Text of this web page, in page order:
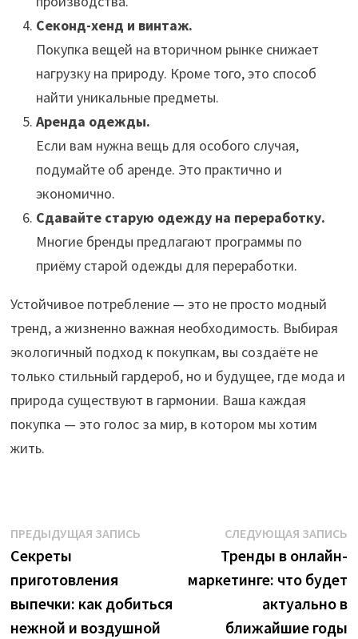
Секонд-хенд и винтаж.
Покупка вещей на вторичном рынке снижает
нагрузку на природу. Кроме того, это способ
найти уникальные предметы.
Аренда одежды.
Если вам нужна вещь для особого случая,
подумайте об аренде. Это практично и
экономично.
Сдавайте старую одежду на переработку.
Многие бренды предлагают программы по
приёму старой одежды для переработки.
Устойчивое потребление — это не просто модный
тренд, а жизненно важная необходимость. Выбирая
экологичный подход к покупкам, вы создаёте не
только стильный гардероб, но и будущее, где мода и
природа существуют в гармонии. Ваша каждая
покупка — это голос за мир, в котором мы хотим
жить.
Навигация
по
записям
ПРЕДЫДУЩАЯ ЗАПИСЬПредыдущая
Секреты
приготовления
выпечки: как добиться
нежной и воздушной
СЛЕДУЮЩАЯ ЗАПИСЬ
Тренды в онлайн-
маркетинге: что будет
актуально в
ближайшие годы